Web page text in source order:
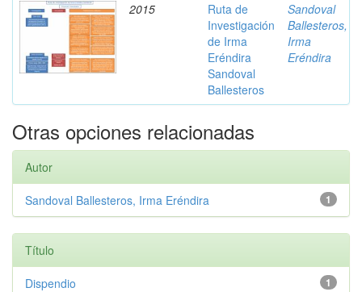
2015
Ruta de
Investigación
de Irma
Eréndira
Sandoval
Ballesteros
Sandoval
Ballesteros,
Irma
Eréndira
Otras opciones relacionadas
Autor
1
Sandoval Ballesteros, Irma Eréndira
Título
1
Dispendio